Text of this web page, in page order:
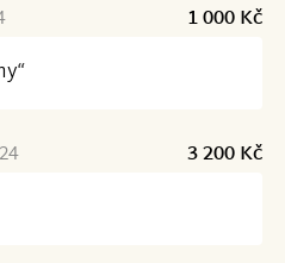
1 000 Kč
3 200 Kč